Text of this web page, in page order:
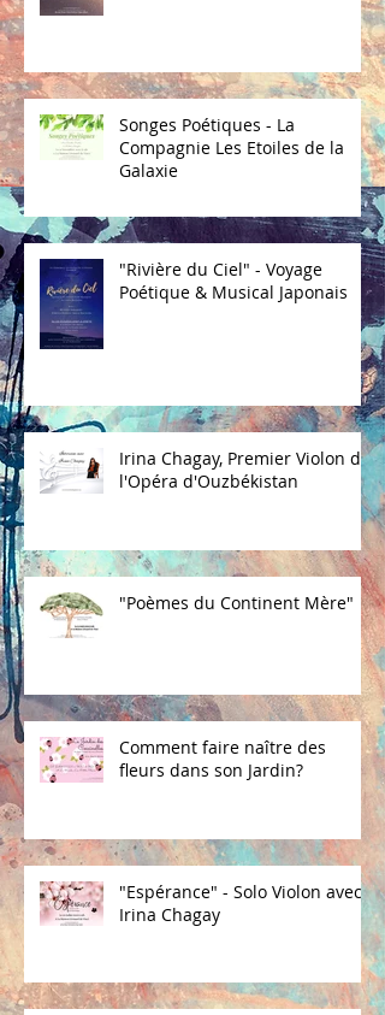
Songes Poétiques - La
Compagnie Les Etoiles de la
Galaxie
"Rivière du Ciel" - Voyage
Poétique & Musical Japonais
Irina Chagay, Premier Violon de
l'Opéra d'Ouzbékistan
"Poèmes du Continent Mère"
Comment faire naître des
fleurs dans son Jardin?
"Espérance" - Solo Violon avec
Irina Chagay